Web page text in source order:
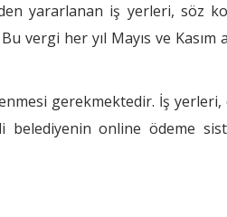
yararlanan iş yerleri, söz
vergi her yıl Mayıs ve Kasım
gerekmektedir. İş yerleri,
belediyenin online ödeme